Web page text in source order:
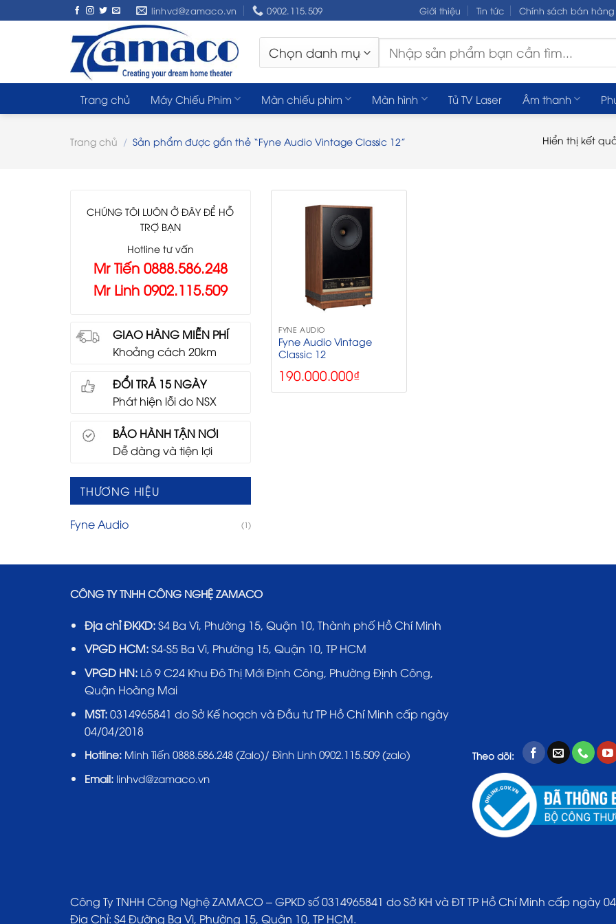
to
linhvd@zamaco.vn 0902.115.509 Giới thiệu Tin tức Chính sách bán hàng
Tìm
kiếm:
Trang chủ Máy Chiếu Phim Màn chiếu phim Màn hình Tủ TV Laser Âm thanh
Trang chủ / Sản phẩm được gắn thẻ “Fyne Audio Vintage Classic 12” Hiển thị kết
CHÚNG TÔI LUÔN Ở ĐÂY ĐỂ HỖ
TRỢ BẠN
Hotline tư vấn
Mr Tiến 0888.586.248
Mr Linh 0902.115.509
GIAO HÀNG MIỄN PHÍ
Khoảng cách 20km
ĐỔI TRẢ 15 NGÀY
Phát hiện lỗi do NSX
BẢO HÀNH TẬN NƠI
Dễ dàng và tiện lợi
THƯƠNG HIỆU
Fyne Audio (1)
FYNE AUDIO
Fyne Audio Vintage
Classic 12
190.000.000₫
CÔNG TY TNHH CÔNG NGHỆ ZAMACO
Địa chỉ ĐKKD:S4 Ba Vì, Phường 15, Quận 10, Thành phố Hồ Chí Minh
VPGD HCM:S4-S5 Ba Vì, Phường 15, Quận 10, TP HCM
VPGD HN:Lô 9 C24 Khu Đô Thị Mới Định Công, Phường Định Công,
Quận Hoàng Mai
MST:0314965841 do Sở Kế hoạch và Đầu tư TP Hồ Chí Minh cấp ngày
04/04/2018
Hotline: Minh Tiến 0888.586.248 (Zalo)/ Đình Linh 0902.115.509 (zalo)
Email:linhvd@zamaco.vn
Theo dõi:
Công Ty TNHH Công Nghệ ZAMACO – GPKD số 0314965841 do Sở KH và ĐT TP Hồ Chí Minh cấp ngày
Địa Chỉ: S4 Đường Ba Vì, Phường 15, Quận 10, TP HCM.